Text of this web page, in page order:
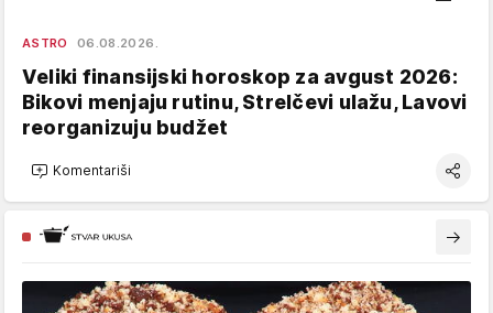
ASTRO 06.08.2026.
Veliki finansijski horoskop za avgust 2026:
Bikovi menjaju rutinu, Strelčevi ulažu, Lavovi
reorganizuju budžet
Komentariši